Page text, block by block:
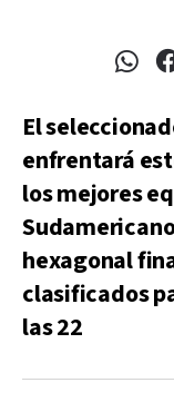
El
enfrentará
los mejores
hexagonal
clasificados
las 22